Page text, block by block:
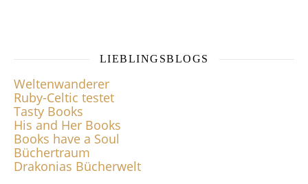
LIEBLINGSBLOGS
Weltenwanderer
Ruby-Celtic testet
Tasty Books
His and Her Books
Books have a Soul
Büchertraum
Drakonias Bücherwelt